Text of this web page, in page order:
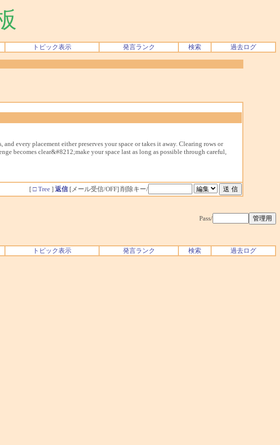
トピック表示 発言ランク 検索 過去ログ
every placement either preserves your space or takes it away. Clearing rows or
becomes clear&#8212;make your space last as long as possible through careful,
[ □ Tree] 返信[メール受信/OFF] 削除キー/
Pass/
トピック表示 発言ランク 検索 過去ログ